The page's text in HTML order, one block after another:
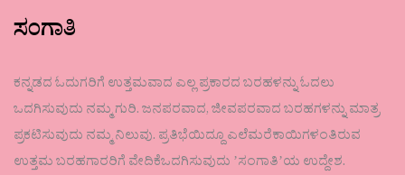
ಸಂಗಾತಿ
ಕನ್ನಡದ ಓದುಗರಿಗೆ ಉತ್ತಮವಾದ ಎಲ್ಲ ಪ್ರಕಾರದ ಬರಹಳನ್ನು ಓದಲು
ಒದಗಿಸುವುದು ನಮ್ಮ ಗುರಿ. ಜನಪರವಾದ, ಜೀವಪರವಾದ ಬರಹಗಳನ್ನು ಮಾತ್ರ
ಪ್ರಕಟಿಸುವುದು ನಮ್ಮ ನಿಲುವು. ಪ್ರತಿಭೆಯಿದ್ದೂ ಎಲೆಮರೆಕಾಯಿಗಳಂತಿರುವ
ಉತ್ತಮ ಬರಹಗಾರರಿಗೆ ವೇದಿಕೆಒದಗಿಸುವುದು ʼಸಂಗಾತಿʼಯ ಉದ್ದೇಶ.